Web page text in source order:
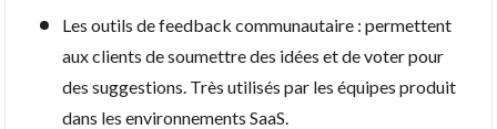
Les outils de feedback communautaire : permettent
aux clients de soumettre des idées et de voter pour
des suggestions. Très utilisés par les équipes produit
dans les environnements SaaS.